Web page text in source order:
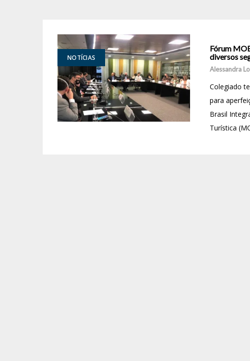
NOTÍCIAS
Fórum
diversos
Alessandra
Colegiado
para
Brasil
Turística